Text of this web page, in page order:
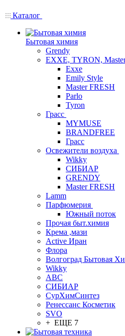
Каталог
Бытовая химия
Grendy
EXXE, TYRON,
Exxe
Emily Style
Master FRESH
Parlo
Tyron
Грасс
MYMUSE
BRANDFREE
Грасс
Освежители воздуха
Wikky
СИБИАР
GRENDY
Master FRESH
Lamm
Парфюмерия
Южный поток
Прочая быт.химия
Крема ,мази
Аctive Иран
Флора
Волгоград Бытовая
Wikky
АВС
СИБИАР
СурХимСинтез
Ренессанс Косметик
SVO
+ ЕЩЕ 7